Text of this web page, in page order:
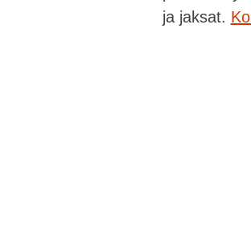
ja jaksat.